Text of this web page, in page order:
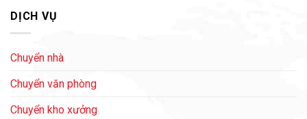
DỊCH VỤ
Chuyển nhà
Chuyển văn phòng
Chuyển kho xưởng